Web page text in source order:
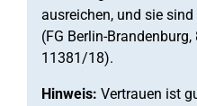
ausreichen, und sie
(FG Berlin-
11381/18).
Hinweis: Vertrauen ist